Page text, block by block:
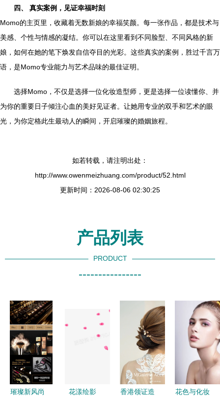
四、 真实案例，见证幸福时刻
Momo的主页里，收藏着无数新娘的幸福笑颜。每一张作品，都是技术与
美感、个性与情感的凝结。你可以在这里看到不同脸型、不同风格的新
娘，如何在她的笔下焕发自信夺目的光彩。这些真实的案例，胜过千言万
语，是Momo专业能力与艺术品味的最佳证明。
选择Momo，不仅是选择一位化妆造型师，更是选择一位读懂你、并
为你的重要日子倾注心血的美好见证者。让她用专业的双手和艺术的眼
光，为你定格此生最动人的瞬间，开启璀璨的婚姻旅程。
如若转载，请注明出处：
http://www.owenmeizhuang.com/product/52.html
更新时间：2026-08-06 02:30:25
产品列表
PRODUCT
----------------
璀璨新风尚
花漾绘影
香港领证造
花色与化妆